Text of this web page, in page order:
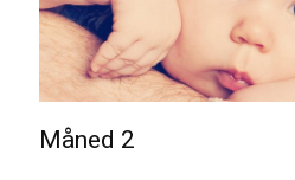
Måned 2